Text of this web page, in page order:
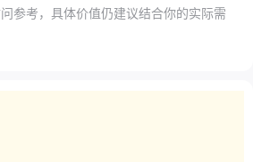
参考，具体价值仍建议结合你的实际需